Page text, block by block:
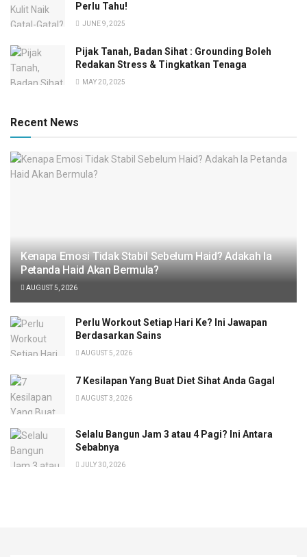
Perlu Tahu!
JUNE 9, 2025
Pijak Tanah, Badan Sihat : Grounding Boleh
Redakan Stress & Tingkatkan Tenaga
MAY 20, 2025
Recent News
Kenapa Emosi Tidak Stabil Sebelum Haid? Adakah Ia
Petanda Haid Akan Bermula?
AUGUST 5, 2026
Perlu Workout Setiap Hari Ke? Ini Jawapan
Berdasarkan Sains
AUGUST 5, 2026
7 Kesilapan Yang Buat Diet Sihat Anda Gagal
AUGUST 3, 2026
Selalu Bangun Jam 3 atau 4 Pagi? Ini Antara
Sebabnya
JULY 30, 2026